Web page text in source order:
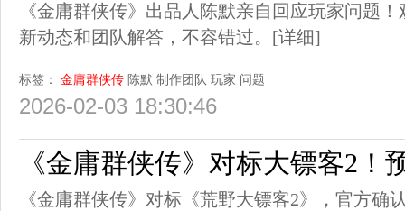
《金庸群侠传》出品人陈默亲自回应玩家问题
新动态和团队解答，不容错过。 [详细]
标签： 金庸群侠传 陈默 制作团队 玩家 问题
2026-02-03 18:30:46
《金庸群侠传》对标大镖客2！
《金庸群侠传》对标《荒野大镖客2》，官方确